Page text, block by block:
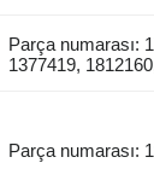
Parça numarası:
1377419,
Parça numarası: